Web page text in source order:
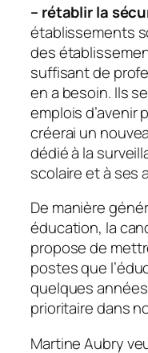
– rétablir la
établissements
des
suffisant de
en a besoin. Ils
emplois d’avenir
créerai un
dédié à la
scolaire et à ses
De manière
éducation, la
propose de
postes que
quelques
prioritaire dans
Martine Aubry